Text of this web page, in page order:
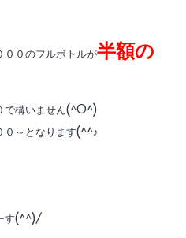
００のフルボトルが半額の
で構いません(^O^)
０～となります(^^♪
す(^^)/